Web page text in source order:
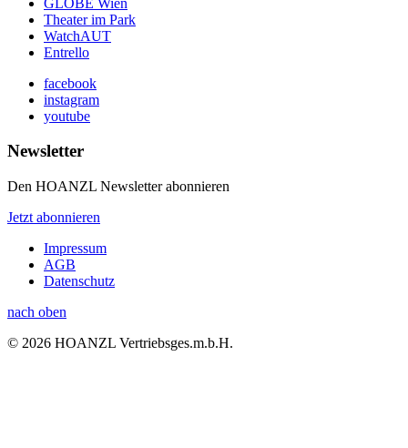
Theater im Park
WatchAUT
Entrello
facebook
instagram
youtube
Newsletter
Den HOANZL Newsletter abonnieren
Jetzt abonnieren
Impressum
AGB
Datenschutz
nach oben
© 2026 HOANZL Vertriebsges.m.b.H.